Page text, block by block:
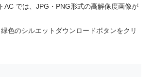
では、JPG・PNG形式の高解像度画像が
色のシルエットダウンロードボタンをクリ